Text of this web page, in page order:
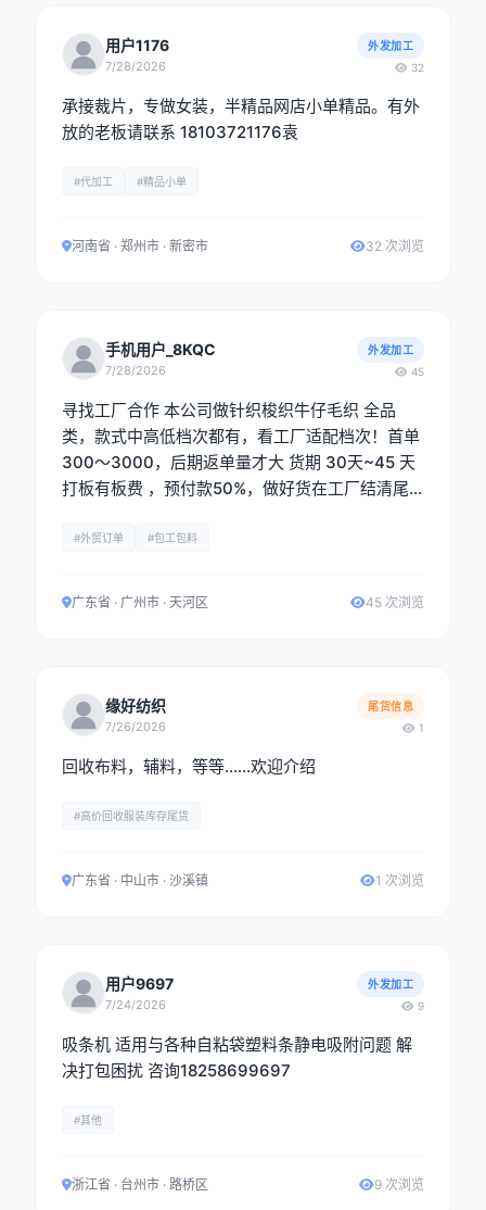
用户1176
7/28/2026
外发加工
32
承接裁片，专做女装，半精品网店小单精品。有外
放的老板请联系 18103721176袁
#代加工 #精品小单
河南省 · 郑州市 · 新密市 32 次浏览
手机用户_8KQC
7/28/2026
外发加工
45
寻找工厂合作 本公司做针织梭织牛仔毛织 全品
类，款式中高低档次都有，看工厂适配档次！首单
300～3000，后期返单量才大 货期 30天~45 天
打板有板费 ，预付款50%，做好货在工厂结清尾
8188479 《微信同号》
#外贸订单 #包工包料
广东省 · 广州市 · 天河区 45 次浏览
缘好纺织
7/26/2026
尾货信息
1
回收布料，辅料，等等……欢迎介绍
#高价回收服装库存尾货
广东省 · 中山市 · 沙溪镇 1 次浏览
用户9697
7/24/2026
外发加工
9
吸条机 适用与各种自粘袋塑料条静电吸附问题 解
决打包困扰 咨询18258699697
#其他
浙江省 · 台州市 · 路桥区 9 次浏览